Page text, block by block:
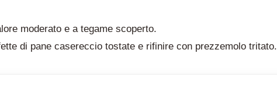
moderato e a tegame scoperto.
di pane casereccio tostate e rifinire con prezzemolo tritato.